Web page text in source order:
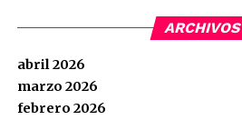
ARCHIVOS
abril 2026
marzo 2026
febrero 2026